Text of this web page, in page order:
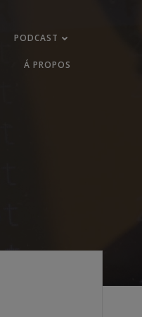
PODCAST
Á PROPOS